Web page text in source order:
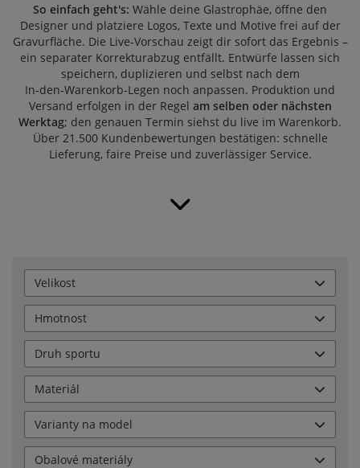
So einfach geht's: Wähle deine Glastrophäe, öffne den
Designer und platziere Logos, Texte und Motive frei auf der
Gravurfläche. Die Live‑Vorschau zeigt dir sofort das Ergebnis –
ein separater Korrekturabzug entfällt. Entwürfe lassen sich
speichern, duplizieren und selbst nach dem
In‑den‑Warenkorb‑Legen noch anpassen. Produktion und
Versand erfolgen in der Regel am selben oder nächsten
Werktag; den genauen Termin siehst du live im Warenkorb.
Über 21.500 Kundenbewertungen bestätigen: schnelle
Lieferung, faire Preise und zuverlässiger Service.
Velikost
Hmotnost
Druh sportu
Materiál
Varianty na model
Obalové materiály